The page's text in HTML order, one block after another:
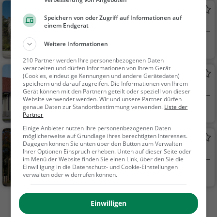
Rathaus in Gräfelfing
Gräfelfing
Rathaus Neuried
Rathaus in Neuried
Neuried
Sehenswürdigkei
Rathaus Großhadern
Rathaus in München
München
Sehenswürdigkei
t
Mehr Aktivitäten in Planegg finden
Speichern von oder Zugriff auf Informationen auf
einem Endgerät
Weitere Informationen
210 Partner werden Ihre personenbezogenen Daten
verarbeiten und dürfen Informationen von Ihrem Gerät
(Cookies, eindeutige Kennungen und andere Gerätedaten)
speichern und darauf zugreifen. Die Informationen von Ihrem
Gerät können mit den Partnern geteilt oder speziell von dieser
Website verwendet werden. Wir und unsere Partner dürfen
genaue Daten zur Standortbestimmung verwenden. Liste der
Partner
Einige Anbieter nutzen Ihre personenbezogenen Daten
möglicherweise auf Grundlage ihres berechtigten Interesses.
Dagegen können Sie unten über den Button zum Verwalten
Ihrer Optionen Einspruch erheben. Unten auf dieser Seite oder
im Menü der Website finden Sie einen Link, über den Sie die
Einwilligung in die Datenschutz- und Cookie-Einstellungen
verwalten oder widerrufen können.
Einwilligen